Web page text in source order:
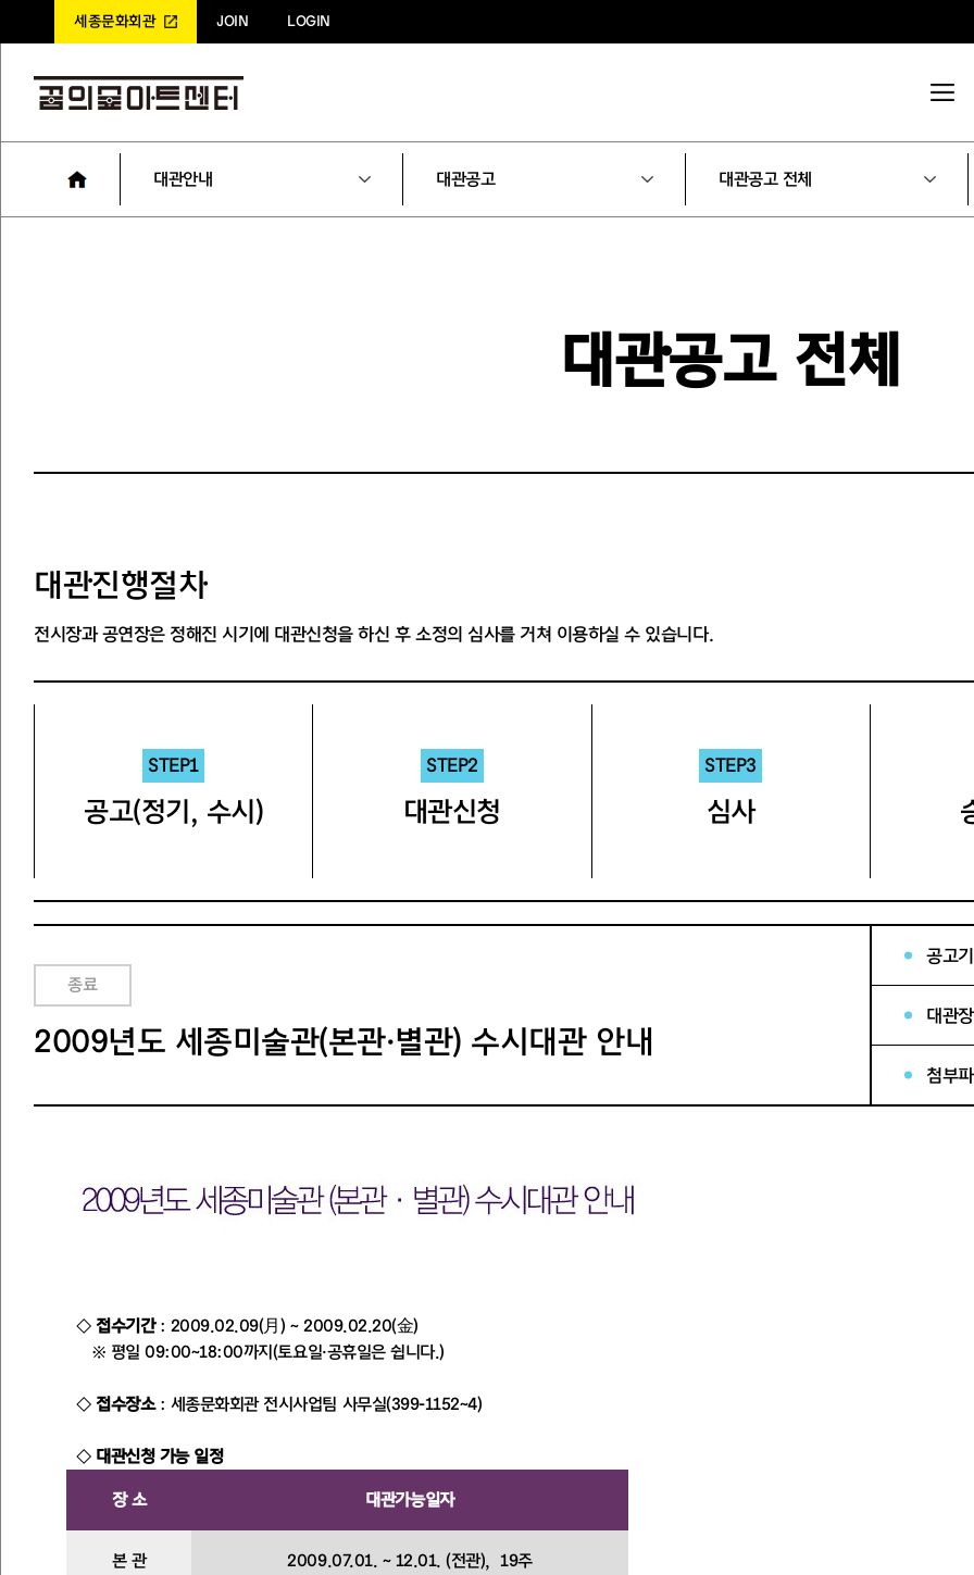
세종문화회관 JOIN LOGIN
대관안내 대관공고 대관공고 전체
대관공고 전체
대관진행절차
전시장과 공연장은 정해진 시기에 대관신청을 하신 후 소정의 심사를 거쳐 이용하실 수 있습니다.
STEP1
공고(정기, 수시)
STEP2
대관신청
STEP3
심사
종료
2009년도 세종미술관(본관·별관) 수시대관 안내
공고
대관
첨부
◇접수기간: 2009.02.09(月) ~ 2009.02.20(金)
※ 평일 09:00~18:00까지(토요일·공휴일은 쉽니다.)
◇접수장소 : 세종문화회관 전시사업팀 사무실(399-1152~4)
◇ 대관신청 가능 일정
장 소 대관가능일자
본 관 2009.07.01. ~ 12.01. (전관), 19주